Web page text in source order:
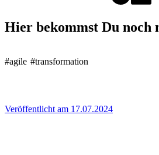
Hier bekommst Du noch
#agile #transformation
Veröffentlicht am 17.07.2024